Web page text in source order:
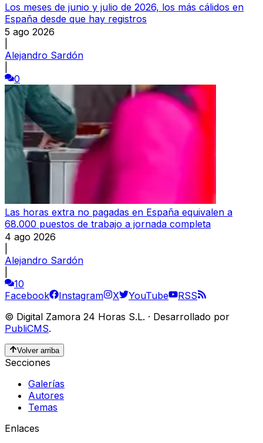
Los meses de junio y julio de 2026, los más cálidos en
España desde que hay registros
5 ago 2026
Alejandro Sardón
0
Las horas extra no pagadas en España equivalen a
68.000 puestos de trabajo a jornada completa
4 ago 2026
Alejandro Sardón
10
Facebook
Instagram X YouTube
RSS
© Digital Zamora 24 Horas S.L. · Desarrollado por
PubliCMS.
Volver arriba
Secciones
Galerías
Autores
Temas
Enlaces